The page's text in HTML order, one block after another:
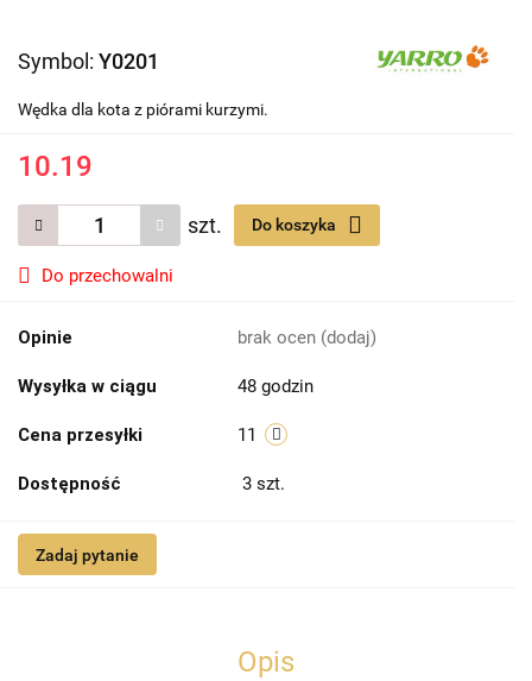
Symbol: Y0201
Wędka dla kota z piórami kurzymi.
10.19
szt. Do koszyka
Do przechowalni
Opinie brak ocen (dodaj)
Wysyłka w ciągu 48 godzin
Cena przesyłki 11
Dostępność 3 szt.
Zadaj pytanie
Opis